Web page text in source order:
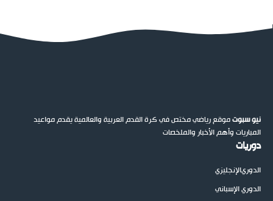
نيو سبوتموقع رياضي مختص في كرة القدم العربية والعالمية يقدم مواعيد
المباريات وأهم الأخبار والملخصات
دوريات
الدوريالإنجليزي
الدوري الإسباني